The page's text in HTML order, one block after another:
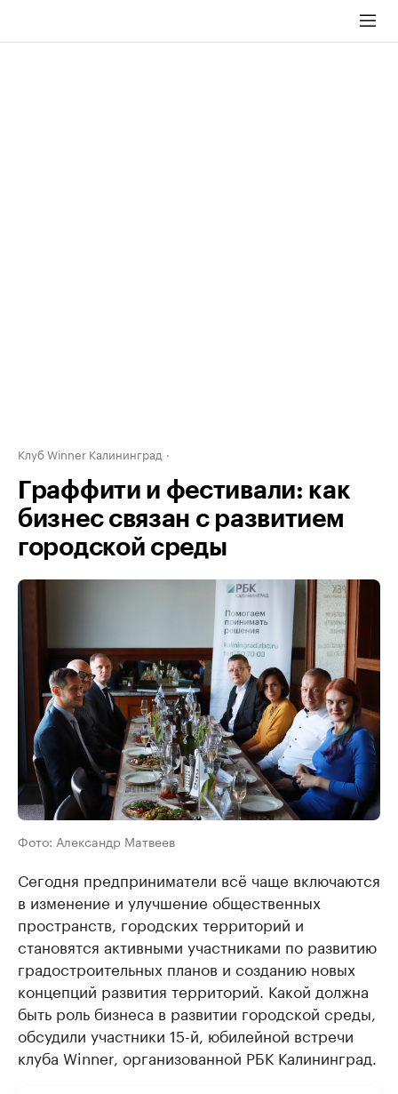
Клуб Winner Калининград
Граффити и фестивали: как
бизнес связан с развитием
городской среды
Фото: Александр Матвеев
Сегодня предприниматели всё чаще включаются
в изменение и улучшение общественных
пространств, городских территорий и
становятся активными участниками по развитию
градостроительных планов и созданию новых
концепций развития территорий. Какой должна
быть роль бизнеса в развитии городской среды,
обсудили участники 15-й, юбилейной встречи
клуба Winner, организованной РБК Калининград.